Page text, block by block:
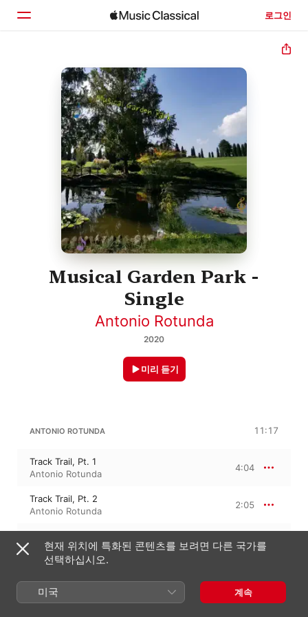
로그인
둘러보기
검색
Musical Garden Park -
Single
Antonio Rotunda
2020
미리 듣기
ANTONIO ROTUNDA 11:17
Track Trail, Pt. 1
Antonio Rotunda
4:04
Track Trail, Pt. 2
Antonio Rotunda
2:05
Antonio Rotunda
5:07
2020년 9월 30일
현재 위치에 특화된 콘텐츠를 보려면 다른 국가를
선택하십시오.
미국 계속